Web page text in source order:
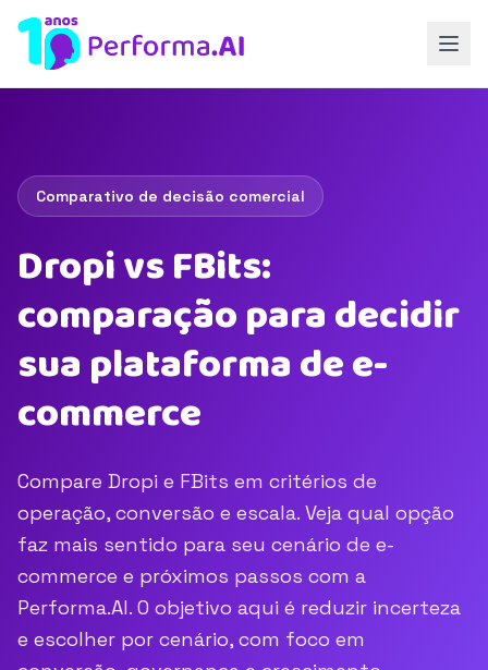
Comparativo de decisão comercial
Dropi vs FBits:
comparação para decidir
sua plataforma de e-
commerce
Compare Dropi e FBits em critérios de
operação, conversão e escala. Veja qual opção
faz mais sentido para seu cenário de e-
commerce e próximos passos com a
Performa.AI. O objetivo aqui é reduzir incerteza
e escolher por cenário, com foco em